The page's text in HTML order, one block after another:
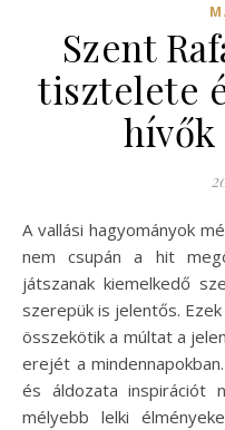
Szent
tisztelete
hívők
A vallási hagyományok mélyén számos szent alakja áll, akik
nem csupán a hit
játszanak kiemelkedő
szerepük is jelentős.
összekötik a múltat a
erejét a
és áldozata inspirációt
mélyebb lelki